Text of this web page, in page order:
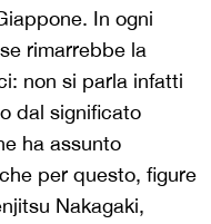
In ogni
rimarrebbe la
non si parla infatti
dal significato
ha assunto
per questo, figure
Nakagaki,